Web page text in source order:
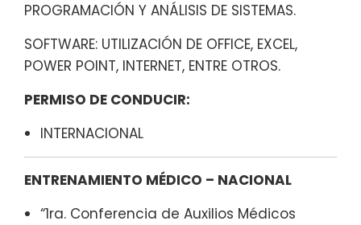
PROGRAMACIÓN Y ANÁLISIS DE SISTEMAS.
SOFTWARE: UTILIZACIÓN DE OFFICE, EXCEL,
POWER POINT, INTERNET, ENTRE OTROS.
PERMISO DE CONDUCIR:
INTERNACIONAL
ENTRENAMIENTO MÉDICO – NACIONAL
“1ra. Conferencia de Auxilios Médicos